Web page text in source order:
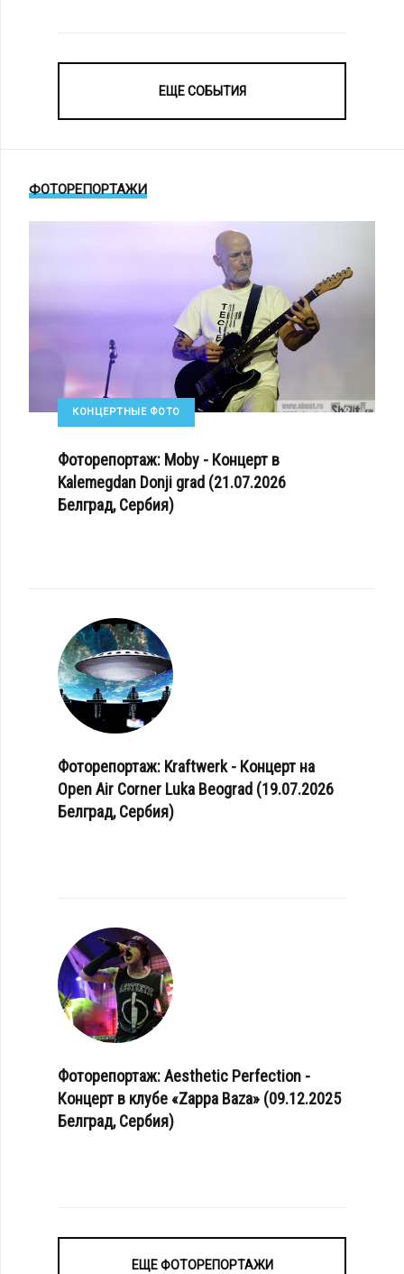
ЕЩЕ СОБЫТИЯ
ФОТОРЕПОРТАЖИ
КОНЦЕРТНЫЕ ФОТО
Фоторепортаж: Moby - Концерт в
Kalemegdan Donji grad (21.07.2026
Белград, Сербия)
Фоторепортаж: Kraftwerk - Концерт на
Open Air Corner Luka Beograd (19.07.2026
Белград, Сербия)
Фоторепортаж: Aesthetic Perfection -
Концерт в клубе «Zappa Baza» (09.12.2025
Белград, Сербия)
ЕЩЕ ФОТОРЕПОРТАЖИ